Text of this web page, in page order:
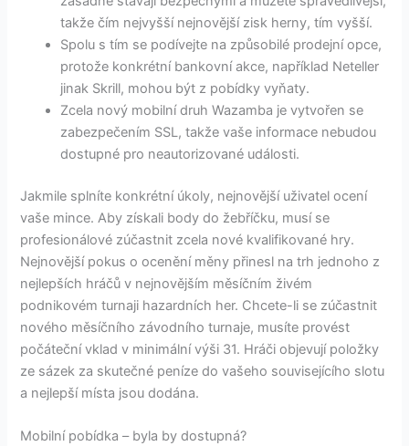
takže čím nejvyšší nejnovější zisk herny, tím vyšší.
Spolu s tím se podívejte na způsobilé prodejní opce,
protože konkrétní bankovní akce, například Neteller
jinak Skrill, mohou být z pobídky vyňaty.
Zcela nový mobilní druh Wazamba je vytvořen se
zabezpečením SSL, takže vaše informace nebudou
dostupné pro neautorizované události.
Jakmile splníte konkrétní úkoly, nejnovější uživatel ocení
vaše mince. Aby získali body do žebříčku, musí se
profesionálové zúčastnit zcela nové kvalifikované hry.
Nejnovější pokus o ocenění měny přinesl na trh jednoho z
nejlepších hráčů v nejnovějším měsíčním živém
podnikovém turnaji hazardních her. Chcete-li se zúčastnit
nového měsíčního závodního turnaje, musíte provést
počáteční vklad v minimální výši 31. Hráči objevují položky
ze sázek za skutečné peníze do vašeho souvisejícího slotu
a nejlepší místa jsou dodána.
Mobilní pobídka – byla by dostupná?